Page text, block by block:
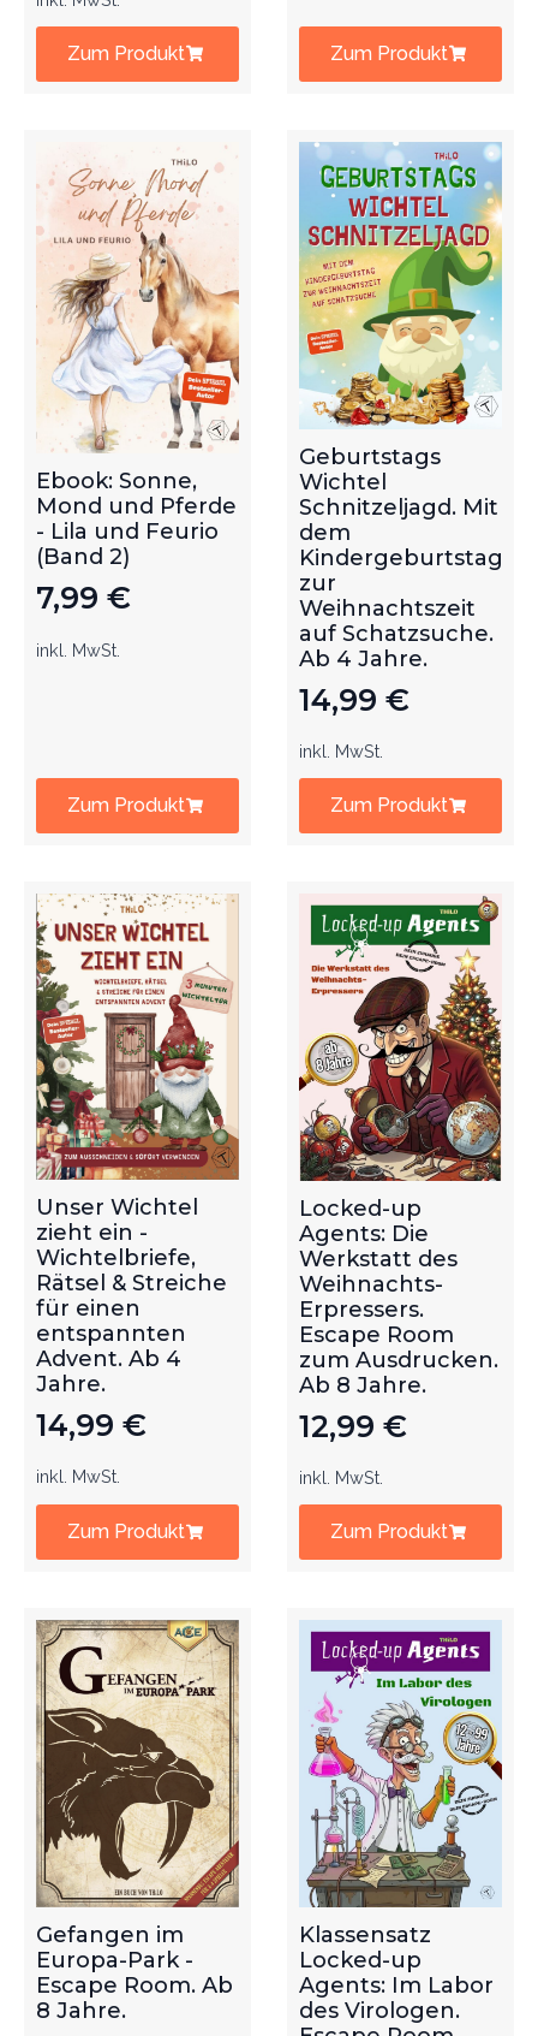
Zum Produkt Zum Produkt
Ebook: Sonne,
Mond und Pferde
- Lila und Feurio
(Band 2)
7,99 €
inkl. MwSt.
Zum Produkt
Geburtstags
Wichtel
Schnitzeljagd. Mit
dem
Kindergeburtstag
zur
Weihnachtszeit
auf Schatzsuche.
Ab 4 Jahre.
14,99 €
inkl. MwSt.
Zum Produkt
Unser Wichtel
zieht ein -
Wichtelbriefe,
Rätsel & Streiche
für einen
entspannten
Advent. Ab 4
Jahre.
14,99 €
inkl. MwSt.
Zum Produkt
Locked-up
Agents: Die
Werkstatt des
Weihnachts-
Erpressers.
Escape Room
zum Ausdrucken.
Ab 8 Jahre.
12,99 €
inkl. MwSt.
Zum Produkt
Gefangen im
Europa-Park -
Escape Room. Ab
8 Jahre.
Klassensatz
Locked-up
Agents: Im Labor
des Virologen.